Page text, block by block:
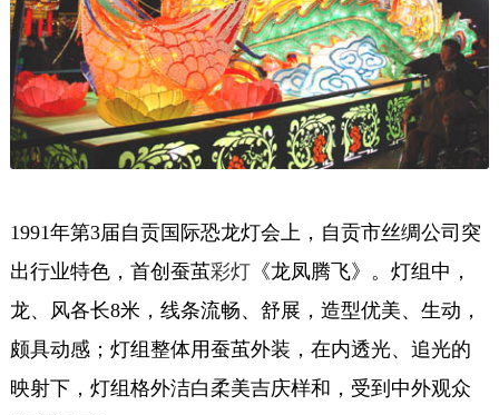
1991年第3届自贡国际恐龙灯会上，自贡市丝绸公司突
出行业特色，首创蚕茧彩灯《龙凤腾飞》。灯组中，
龙、风各长8米，线条流畅、舒展，造型优美、生动，
颇具动感；灯组整体用蚕茧外装，在内透光、追光的
映射下，灯组格外洁白柔美吉庆样和，受到中外观众